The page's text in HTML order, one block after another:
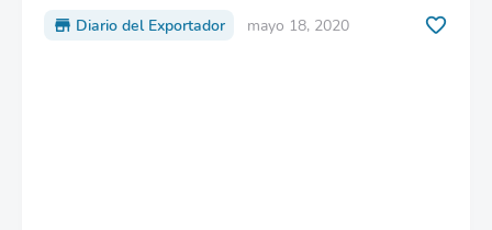
Diario del Exportador mayo 18, 2020